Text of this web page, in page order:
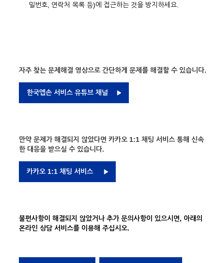
밀번호, 연락처 목록 등)에 접근하는 것을 방지하세요.
자주 찾는 문제해결 영상으로 간단하게 문제를 해결할 수 있습니다.
한국엡손 서비스 유튜브 채널
만약 문제가 해결되지 않았다면 카카오 1:1 채팅 서비스 통해 신속
한 대응을 받으실 수 있습니다.
카카오 1:1 채팅 서비스
불편사항이 해결되지 않았거나 추가 문의사항이 있으시면, 아래의
온라인 상담 서비스를 이용해 주십시오.